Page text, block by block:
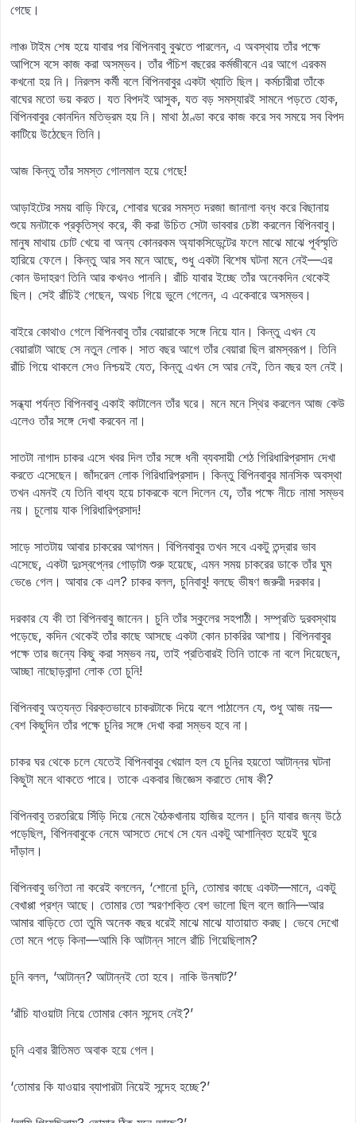
গেছে।
লাঞ্চ টাইম শেষ হয়ে যাবার পর বিপিনবাবু বুঝতে পারলেন, এ অবস্থায় তাঁর পক্ষে
আপিসে বসে কাজ করা অসম্ভব। তাঁর পঁচিশ বছরের কর্মজীবনে এর আগে এরকম
কখনো হয় নি। নিরলস কর্মী বলে বিপিনবাবুর একটা খ্যাতি ছিল। কর্মচারীরা তাঁকে
বাঘের মতো ভয় করত। যত বিপদই আসুক, যত বড় সমস্যারই সামনে পড়তে হোক,
বিপিনবাবুর কোনদিন মতিভ্রম হয় নি। মাথা ঠাণ্ডা করে কাজ করে সব সময়ে সব বিপদ
কাটিয়ে উঠেছেন তিনি।
আজ কিন্তু তাঁর সমস্ত গোলমাল হয়ে গেছে!
আড়াইটের সময় বাড়ি ফিরে, শোবার ঘরের সমস্ত দরজা জানালা বন্ধ করে বিছানায়
শুয়ে মনটাকে প্রকৃতিস্থ করে, কী করা উচিত সেটা ভাববার চেষ্টা করলেন বিপিনবাবু।
মানুষ মাথায় চোট খেয়ে বা অন্য কোনরকম অ্যাকসিডেন্টের ফলে মাঝে মাঝে পূর্বস্মৃতি
হারিয়ে ফেলে। কিন্তু আর সব মনে আছে, শুধু একটা বিশেষ ঘটনা মনে নেই—এর
কোন উদাহরণ তিনি আর কখনও পাননি। রাঁচি যাবার ইচ্ছে তাঁর অনেকদিন থেকেই
ছিল। সেই রাঁচিই গেছেন, অথচ গিয়ে ভুলে গেলেন, এ একেবারে অসম্ভব।
বাইরে কোথাও গেলে বিপিনবাবু তাঁর বেয়ারাকে সঙ্গে নিয়ে যান। কিন্তু এখন যে
বেয়ারাটা আছে সে নতুন লোক। সাত বছর আগে তাঁর বেয়ারা ছিল রামস্বরূপ। তিনি
রাঁচি গিয়ে থাকলে সেও নিশ্চয়ই যেত, কিন্তু এখন সে আর নেই, তিন বছর হল নেই।
সন্ধ্যা পর্যন্ত বিপিনবাবু একাই কাটালেন তাঁর ঘরে। মনে মনে স্থির করলেন আজ কেউ
এলেও তাঁর সঙ্গে দেখা করবেন না।
সাতটা নাগাদ চাকর এসে খবর দিল তাঁর সঙ্গে ধনী ব্যবসায়ী শেঠ গিরিধারিপ্রসাদ দেখা
করতে এসেছেন। জাঁদরেল লোক গিরিধারিপ্রসাদ। কিন্তু বিপিনবাবুর মানসিক অবস্থা
তখন এমনই যে তিনি বাধ্য হয়ে চাকরকে বলে দিলেন যে, তাঁর পক্ষে নীচে নামা সম্ভব
নয়। চুলোয় যাক গিরিধারিপ্রসাদ!
সাড়ে সাতটায় আবার চাকরের আগমন। বিপিনবাবুর তখন সবে একটু তন্দ্রার ভাব
এসেছে, একটা দুঃস্বপ্নের গোড়াটা শুরু হয়েছে, এমন সময় চাকরের ডাকে তাঁর ঘুম
ভেঙে গেল। আবার কে এল? চাকর বলল, চুনিবাবু! বলছে ভীষণ জরুরী দরকার।
দরকার যে কী তা বিপিনবাবু জানেন। চুনি তাঁর স্কুলের সহপাঠী। সম্প্রতি দুরবস্থায়
পড়েছে, কদিন থেকেই তাঁর কাছে আসছে একটা কোন চাকরির আশায়। বিপিনবাবুর
পক্ষে তার জন্যে কিছু করা সম্ভব নয়, তাই প্রতিবারই তিনি তাকে না বলে দিয়েছেন,
আচ্ছা নাছোড়বান্দা লোক তো চুনি!
বিপিনবাবু অত্যন্ত বিরক্তভাবে চাকরটাকে দিয়ে বলে পাঠালেন যে, শুধু আজ নয়—
বেশ কিছুদিন তাঁর পক্ষে চুনির সঙ্গে দেখা করা সম্ভব হবে না।
চাকর ঘর থেকে চলে যেতেই বিপিনবাবুর খেয়াল হল যে চুনির হয়তো আটান্নর ঘটনা
কিছুটা মনে থাকতে পারে। তাকে একবার জিজ্ঞেস করাতে দোষ কী?
বিপিনবাবু তরতরিয়ে সিঁড়ি দিয়ে নেমে বৈঠকখানায় হাজির হলেন। চুনি যাবার জন্য উঠে
পড়েছিল, বিপিনবাবুকে নেমে আসতে দেখে সে যেন একটু আশান্বিত হয়েই ঘুরে
দাঁড়াল।
বিপিনবাবু ভণিতা না করেই বললেন, ‘শোনো চুনি, তোমার কাছে একটা—মানে, একটু
বেখাপ্পা প্রশ্ন আছে। তোমার তো স্মরণশক্তি বেশ ভালো ছিল বলে জানি—আর
আমার বাড়িতে তো তুমি অনেক বছর ধরেই মাঝে মাঝে যাতায়াত করছ। ভেবে দেখো
তো মনে পড়ে কিনা—আমি কি আটান্ন সালে রাঁচি গিয়েছিলাম?
চুনি বলল, ‘আটান্ন? আটান্নই তো হবে। নাকি উনষাট?’
‘রাঁচি যাওয়াটা নিয়ে তোমার কোন সন্দেহ নেই?’
চুনি এবার রীতিমত অবাক হয়ে গেল।
‘তোমার কি যাওয়ার ব্যাপারটা নিয়েই সন্দেহ হচ্ছে?’